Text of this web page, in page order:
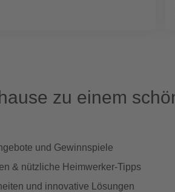
zu einem
und Gewinnspiele
& nützliche Heimwerker-Tipps
und innovative Lösungen